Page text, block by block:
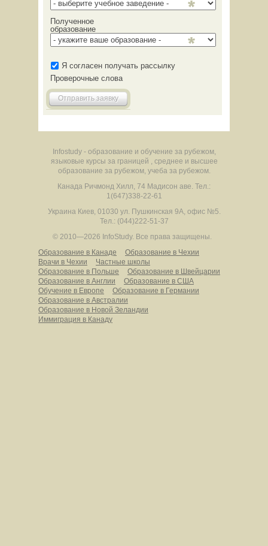
Полученное
образование
Я согласен получать рассылку
Проверочные слова
Отправить заявку
Infostudy - образование и обучение за рубежом,
языковые курсы за границей , среднее и высшее
образование за рубежом, учеба за рубежом.
Канада Ричмонд Хилл, 74 Мадисон аве. Тел.:
1(647)338-22-61
Украина Киев, 01030 ул. Пушкинская 9А, офис №5.
Тел.: (044)222-51-37
© 2010—2026 InfoStudy. Все права защищены.
Образование в Канаде
Образование в Чехии
Врачи в Чехии
Частные школы
Образование в Польше
Образование в Швейцарии
Образование в Англии
Образование в США
Обучение в Европе
Образование в Германии
Образование в Австралии
Образование в Новой Зеландии
Иммиграция в Канаду